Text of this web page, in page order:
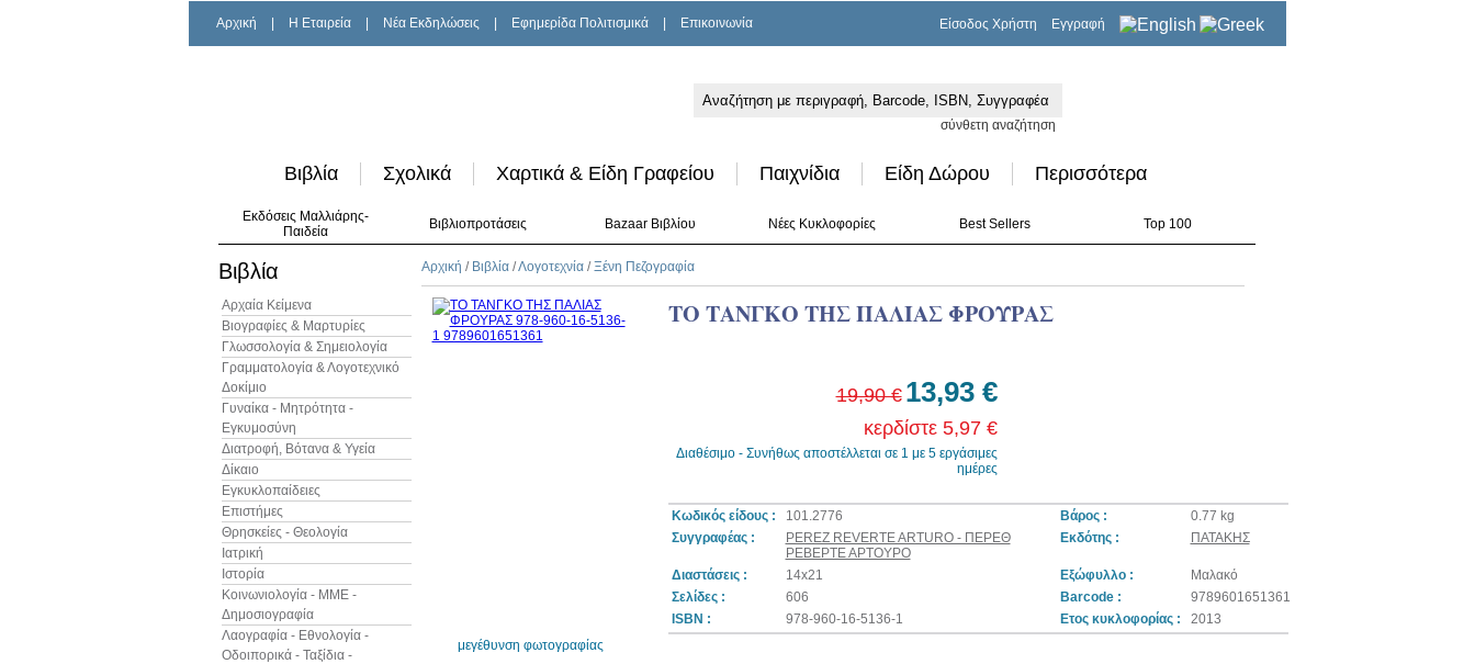
Αρχική H Εταιρεία Νέα Εκδηλώσεις Εφημερίδα Πολιτισμικά Επικοινωνία Είσοδος Χρήστη Εγγραφή
σύνθετη αναζήτηση
Βιβλία Σχολικά Χαρτικά & Είδη Γραφείου Παιχνίδια Είδη Δώρου Περισσότερα
Εκδόσεις Μαλλιάρης-
Παιδεία
Βιβλιοπροτάσεις Bazaar Βιβλίου Νέες Κυκλοφορίες Best Sellers Top 100
Βιβλία
Αρχαία Κείμενα
Βιογραφίες & Μαρτυρίες
Γλωσσολογία & Σημειολογία
Γραμματολογία & Λογοτεχνικό
Δοκίμιο
Γυναίκα - Μητρότητα -
Εγκυμοσύνη
Διατροφή, Βότανα & Υγεία
Δίκαιο
Εγκυκλοπαίδειες
Επιστήμες
Θρησκείες - Θεολογία
Ιατρική
Ιστορία
Κοινωνιολογία - ΜΜΕ -
Δημοσιογραφία
Λαογραφία - Εθνολογία -
Οδοιπορικά - Ταξίδια -
Αρχική / Βιβλία /Λογοτεχνία /Ξένη Πεζογραφία
μεγέθυνση φωτογραφίας
ΤΟ ΤΑΝΓΚΟ ΤΗΣ ΠΑΛΙΑΣ ΦΡΟΥΡΑΣ
19,90 € 13,93 €
κερδίστε 5,97 €
Διαθέσιμο - Συνήθως αποστέλλεται σε 1 με 5 εργάσιμες
ημέρες
Κωδικός είδους : 101.2776 Βάρος :
0.77 kg
Συγγραφέας :
PEREZ REVERTE ARTURO - ΠΕΡΕΘ
ΡΕΒΕΡΤΕ ΑΡΤΟΥΡΟ
Εκδότης : ΠΑΤΑΚΗΣ
Διαστάσεις : 14x21 Εξώφυλλο :
Μαλακό
Σελίδες :
606 Barcode :
9789601651361
ISBN :
978-960-16-5136-1 Ετος κυκλοφορίας : 2013